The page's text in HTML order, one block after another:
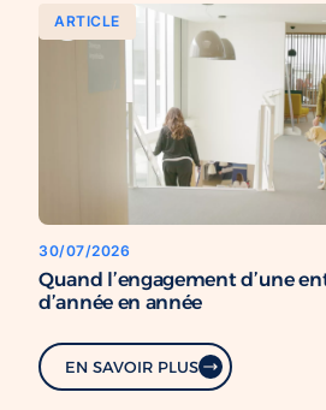
ARTICLE
30/07/2026
Quand l’engagement d’une
d’année en année
EN SAVOIR PLUS